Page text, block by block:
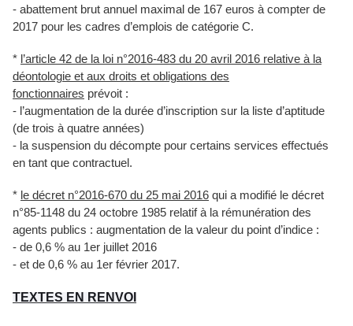
- abattement brut annuel maximal de 167 euros à compter de
2017 pour les cadres d’emplois de catégorie C.
* l’article 42 de la loi n°2016-483 du 20 avril 2016 relative à la
déontologie et aux droits et obligations des
fonctionnaires prévoit :
- l’augmentation de la durée d’inscription sur la liste d’aptitude
(de trois à quatre années)
- la suspension du décompte pour certains services effectués
en tant que contractuel.
* le décret n°2016-670 du 25 mai 2016 qui a modifié le décret
n°85-1148 du 24 octobre 1985 relatif à la rémunération des
agents publics : augmentation de la valeur du point d’indice :
- de 0,6 % au 1er juillet 2016
- et de 0,6 % au 1er février 2017.
TEXTES EN RENVOI